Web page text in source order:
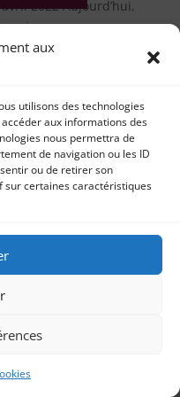
aux
utilisons des technologies
aux informations des
nous permettra de
de navigation ou les ID
ou de retirer son
sur certaines caractéristiques
2022 Aujourd’hui,